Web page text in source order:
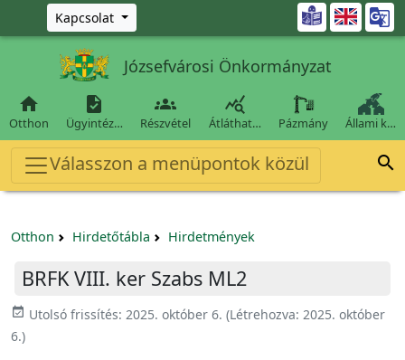
Ugrás a fő tartalomra
Kapcsolat 
Józsefvárosi Önkormányzat

Otthon

Ügyintéz…

Részvétel

Átláthat… Pázmány Állami k…
Válasszon a menüpontok közül 
Otthon Hirdetőtábla Hirdetmények
BRFK VIII. ker Szabs ML2
event_available Utolsó frissítés: 2025. október 6. (Létrehozva: 2025. október
6.)